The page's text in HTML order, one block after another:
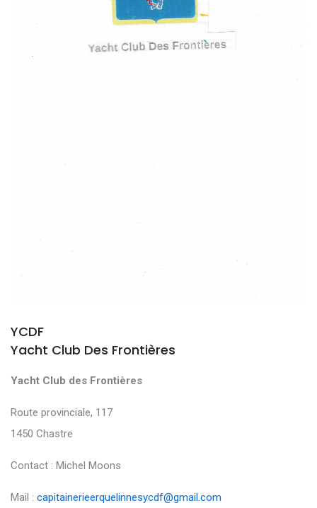
YCDF
Yacht Club Des Frontières
Yacht Club des Frontières
Route provinciale, 117
1450 Chastre
Contact : Michel Moons
Mail : capitainerieerquelinnesycdf@gmail.com